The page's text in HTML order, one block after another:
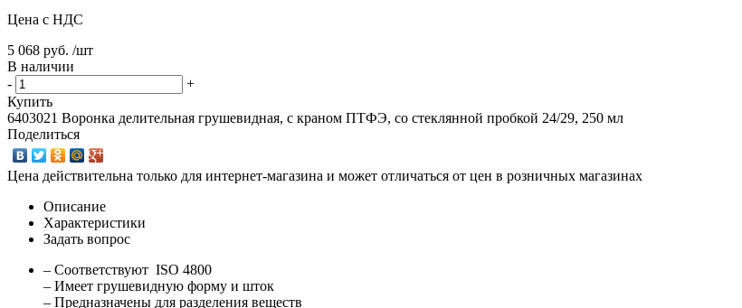
Цена с НДС
5 068 руб. /шт
В наличии
-
+
Купить
6403021 Воронка делительная грушевидная, с краном ПТФЭ, со стеклянной пробкой 24/29, 250 мл
Поделиться
Цена действительна только для интернет-магазина и может отличаться от цен в розничных магазинах
Описание
Характеристики
Задать вопрос
– Соответствуют ISO 4800
– Имеет грушевидную форму и шток
– Предназначены для разделения веществ